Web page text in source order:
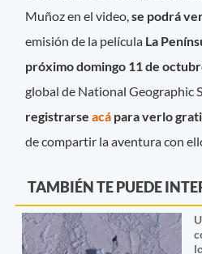
Muñoz en el video,se podrá
emisión de la película La
próximo domingo 11 de
global de National Geographic
registrarseacá para verlo
de compartir la aventura con
TAMBIÉN TE PUEDE